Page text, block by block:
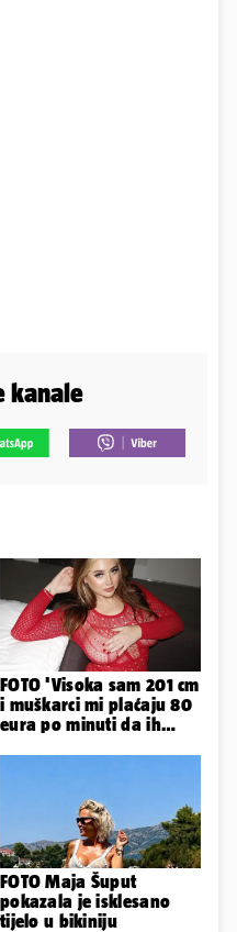
kanale
FOTO 'Visoka sam 201 cm
i muškarci mi plaćaju 80
eura po minuti da ih
FOTO Maja Šuput
pokazala je isklesano
tijelo u bikiniju